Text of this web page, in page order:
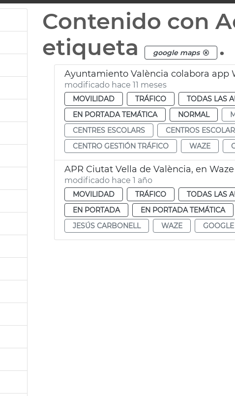
Contenido con
etiqueta
google maps .
Ayuntamiento València colabora app
modificado hace 11 meses
MOVILIDAD TRÁFICO TODAS LAS
EN PORTADA TEMÁTICA
NORMAL
CENTRES ESCOLARS
CENTROS
CENTRO GESTIÓN TRÁFICO
WAZE
APR Ciutat Vella de València, en
modificado hace 1 año
MOVILIDAD TRÁFICO TODAS LAS
EN PORTADA
EN PORTADA TEMÁTICA
JESÚS CARBONELL
WAZE